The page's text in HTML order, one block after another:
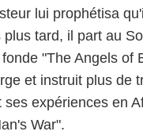
lui prophétisa
tard, il part au
"The Angels of
et instruit plus de
ses expériences en
War".